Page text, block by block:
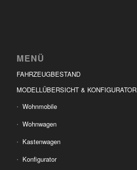
MENÜ
FAHRZEUGBESTAND
MODELLÜBERSICHT & KONFIGURATOR
Wohnmobile
Wohnwagen
Kastenwagen
Konfigurator